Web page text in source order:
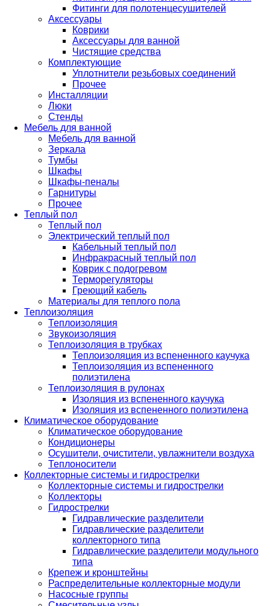
Фитинги для полотенцесушителей
Аксессуары
Коврики
Аксессуары для ванной
Чистящие средства
Комплектующие
Уплотнители резьбовых соединений
Прочее
Инсталляции
Люки
Стенды
Мебель для ванной
Мебель для ванной
Зеркала
Тумбы
Шкафы
Шкафы-пеналы
Гарнитуры
Прочее
Теплый пол
Теплый пол
Электрический теплый пол
Кабельный теплый пол
Инфракрасный теплый пол
Коврик с подогревом
Терморегуляторы
Греющий кабель
Материалы для теплого пола
Теплоизоляция
Теплоизоляция
Звукоизоляция
Теплоизоляция в трубках
Теплоизоляция из вспененного каучука
Теплоизоляция из вспененного
полиэтилена
Теплоизоляция в рулонах
Изоляция из вспененного каучука
Изоляция из вспененного полиэтилена
Климатическое оборудование
Климатическое оборудование
Кондиционеры
Осушители, очистители, увлажнители воздуха
Теплоносители
Коллекторные системы и гидрострелки
Коллекторные системы и гидрострелки
Коллекторы
Гидрострелки
Гидравлические разделители
Гидравлические разделители
коллекторного типа
Гидравлические разделители модульного
типа
Крепеж и кронштейны
Распределительные коллекторные модули
Насосные группы